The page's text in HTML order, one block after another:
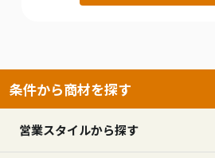
条件から商材を探す
営業スタイルから探す